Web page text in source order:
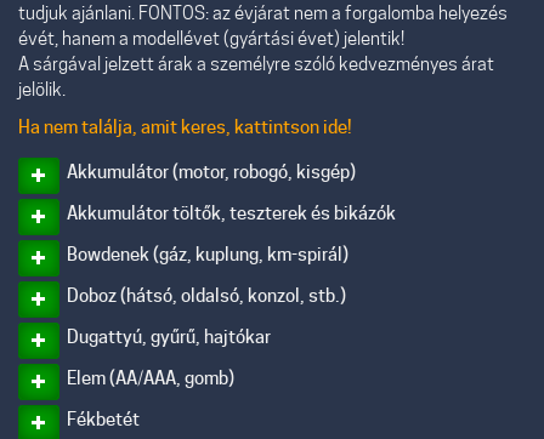
tudjuk ajánlani. FONTOS: az évjárat nem a forgalomba helyezés
évét, hanem a modellévet (gyártási évet) jelentik!
A sárgával jelzett árak a személyre szóló kedvezményes árat
jelölik.
Ha nem találja, amit keres, kattintson ide!
Akkumulátor (motor, robogó, kisgép)
Akkumulátor töltők, teszterek és bikázók
Bowdenek (gáz, kuplung, km-spirál)
Doboz (hátsó, oldalsó, konzol, stb.)
Dugattyú, gyűrű, hajtókar
Elem (AA/AAA, gomb)
Fékbetét